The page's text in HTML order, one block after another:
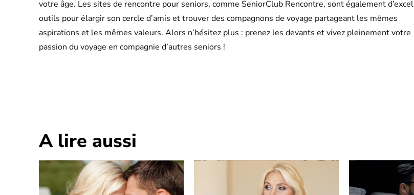
votre âge. Les sites de rencontre pour seniors, comme SeniorClub Rencontre, sont également
outils pour élargir son cercle d’amis et trouver des compagnons de voyage partageant les mêmes
aspirations et les mêmes valeurs. Alors n’hésitez plus : prenez les devants et vivez pleinement votre
passion du voyage en compagnie d’autres seniors !
A lire aussi